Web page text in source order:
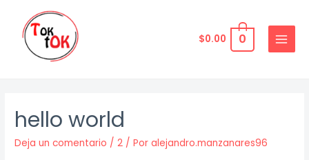
contenido
$0.00 0
MAIN
hello world
Deja un comentario /2 / Poralejandro.manzanares96